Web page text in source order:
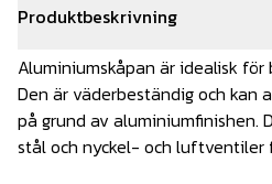
Produktbeskrivning
Aluminiumskåpan är idealisk
Den är väderbeständig och kan
på grund av
stål och nyckel- och luftventiler